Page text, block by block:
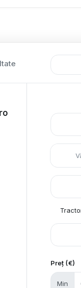
Preț (€)
Min